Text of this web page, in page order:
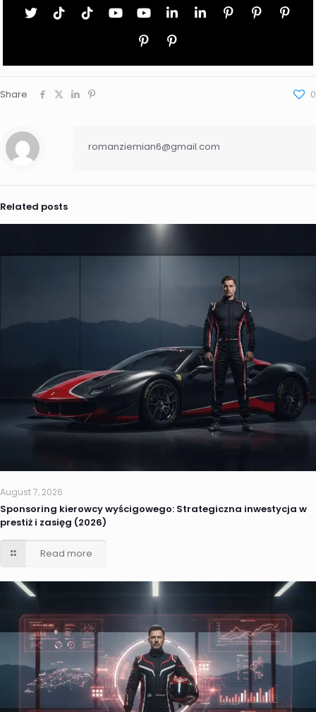
Share 0
romanziemian6@gmail.com
Related posts
August 7, 2026
Sponsoring kierowcy wyścigowego: Strategiczna inwestycja w
prestiż i zasięg (2026)
Read more